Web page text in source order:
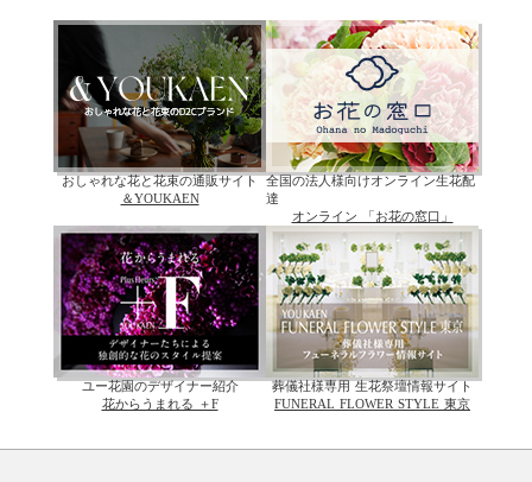
おしゃれな花と花束の通販サイト
＆YOUKAEN
全国の法人様向けオンライン生花配
達
オンライン 「お花の窓口」
ユー花園のデザイナー紹介
花からうまれる ＋F
葬儀社様専用 生花祭壇情報サイト
FUNERAL FLOWER STYLE 東京